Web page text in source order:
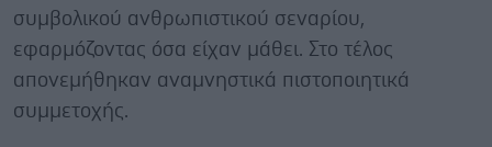
συμβολικού ανθρωπιστικού σεναρίου,
εφαρμόζοντας όσα είχαν μάθει. Στο τέλος
απονεμήθηκαν αναμνηστικά πιστοποιητικά
συμμετοχής.